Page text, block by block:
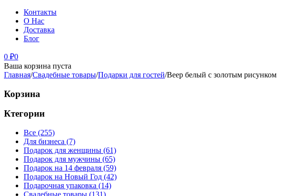
Контакты
О Нас
Доставка
Блог
0 ₽0
Ваша корзина пуста
Главная/Свадебные товары/Подарки для гостей/Веер белый с золотым рисунком
Корзина
Ктегории
Все (255)
Для бизнеса (7)
Подарок для женщины (61)
Подарок для мужчины (65)
Подарок на 14 февраля (59)
Подарок на Новый Год (42)
Подарочная упаковка (14)